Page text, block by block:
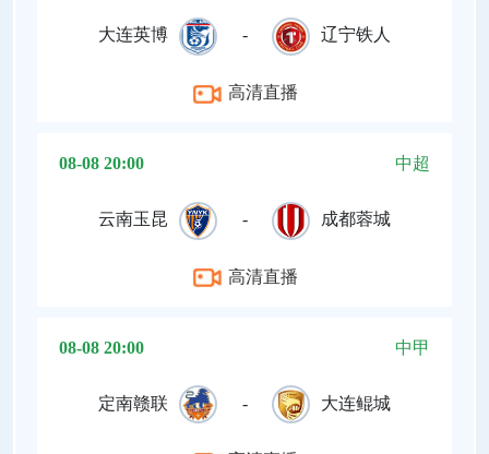
大连英博 - 辽宁铁人
高清直播
08-08 20:00 中超
云南玉昆 - 成都蓉城
高清直播
08-08 20:00 中甲
定南赣联 - 大连鲲城